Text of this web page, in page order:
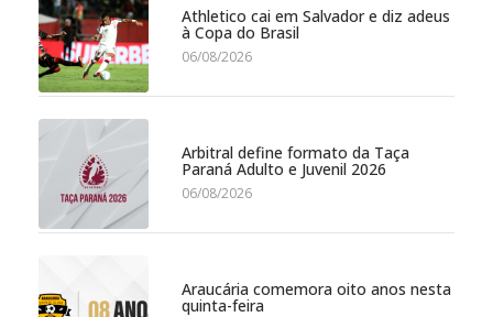
Athletico cai em Salvador e diz adeus
à Copa do Brasil
06/08/2026
Arbitral define formato da Taça
Paraná Adulto e Juvenil 2026
06/08/2026
Araucária comemora oito anos nesta
quinta-feira